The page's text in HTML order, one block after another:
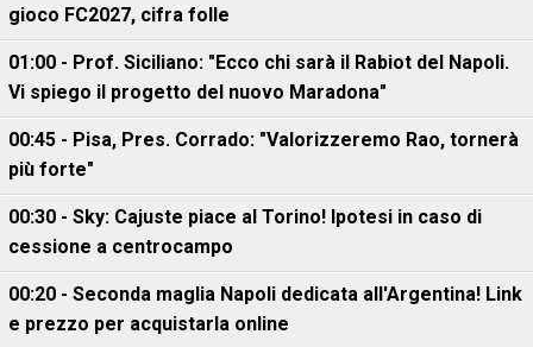
gioco FC2027, cifra folle
01:00 - Prof. Siciliano: "Ecco chi sarà il Rabiot del Napoli.
Vi spiego il progetto del nuovo Maradona"
00:45 - Pisa, Pres. Corrado: "Valorizzeremo Rao, tornerà
più forte"
00:30 - Sky: Cajuste piace al Torino! Ipotesi in caso di
cessione a centrocampo
00:20 - Seconda maglia Napoli dedicata all'Argentina! Link
e prezzo per acquistarla online